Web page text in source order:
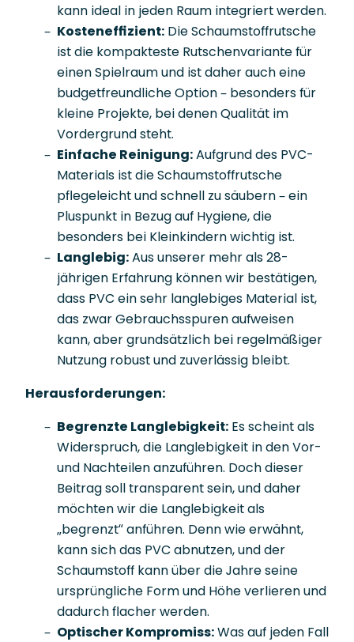
kann ideal in jeden Raum integriert werden.
Kosteneffizient: Die Schaumstoffrutsche
ist die kompakteste Rutschenvariante für
einen Spielraum und ist daher auch eine
budgetfreundliche Option – besonders für
kleine Projekte, bei denen Qualität im
Vordergrund steht.
Einfache Reinigung:Aufgrund des PVC-
Materials ist die Schaumstoffrutsche
pflegeleicht und schnell zu säubern – ein
Pluspunkt in Bezug auf Hygiene, die
besonders bei Kleinkindern wichtig ist.
Langlebig:Aus unserer mehr als 28-
jährigen Erfahrung können wir bestätigen,
dass PVC ein sehr langlebiges Material ist,
das zwar Gebrauchsspuren aufweisen
kann, aber grundsätzlich bei regelmäßiger
Nutzung robust und zuverlässig bleibt.
Herausforderungen:
Begrenzte Langlebigkeit: Es scheint als
Widerspruch, die Langlebigkeit in den Vor-
und Nachteilen anzuführen. Doch dieser
Beitrag soll transparent sein, und daher
möchten wir die Langlebigkeit als
„begrenzt“ anführen. Denn wie erwähnt,
kann sich das PVC abnutzen, und der
Schaumstoff kann über die Jahre seine
ursprüngliche Form und Höhe verlieren und
dadurch flacher werden.
Optischer Kompromiss:Was auf jeden Fall